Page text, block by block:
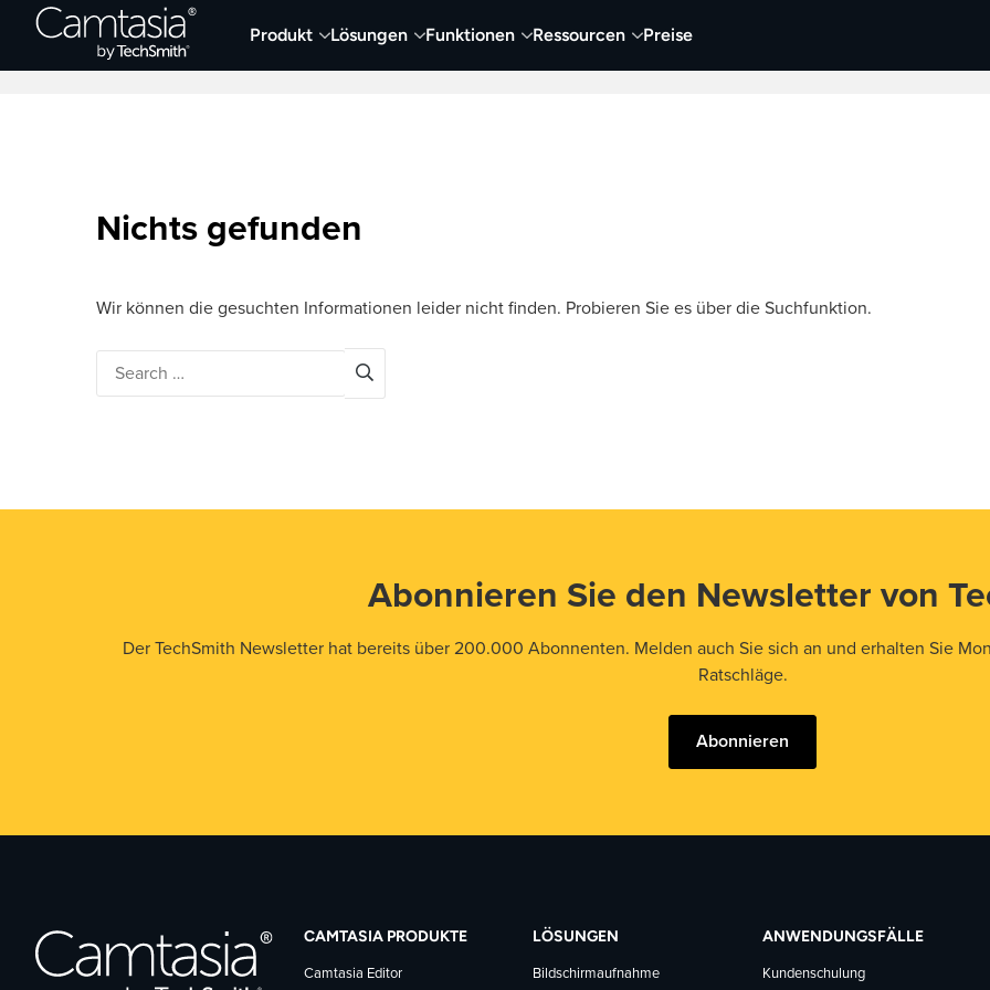
Direkt
Produkt Lösungen Funktionen Ressourcen Preise
Neueste Artikel Screen Capture und Aufnehmen Video Visueller Content
Nichts gefunden
Wir können die gesuchten Informationen leider nicht finden. Probieren Sie es über die Suchfunktion.
Abonnieren Sie den Newsletter von
Der TechSmith Newsletter hat bereits über 200.000 Abonnenten. Melden auch Sie sich an und erhalten Sie
Ratschläge.
Abonnieren
CAMTASIA PRODUKTE
Camtasia Editor
LÖSUNGEN
Bildschirmaufnahme
ANWENDUNGSFÄLLE
Kundenschulung